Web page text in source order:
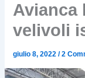
Avianca
velivoli
giulio 8, 2022/2